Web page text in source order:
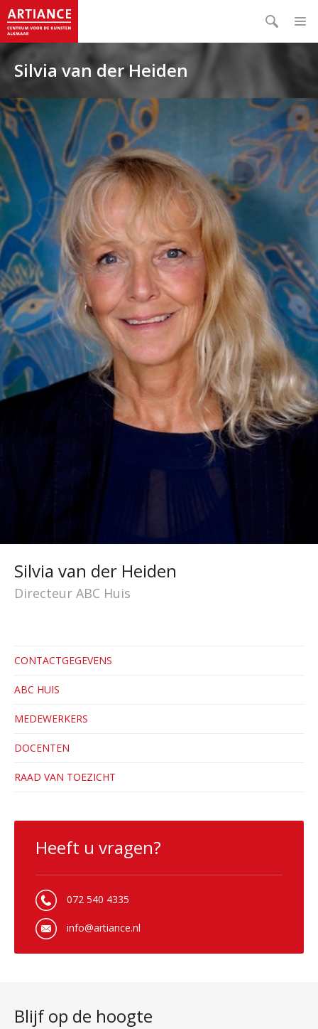
Silvia van der Heiden
Silvia van der Heiden
Directeur ABC Huis
CONTACTGEGEVENS
ABC HUIS
MEDEWERKERS
DOCENTEN
RAAD VAN TOEZICHT
Heeft u vragen?
072 540 4335
info@artiance.nl
Blijf op de hoogte